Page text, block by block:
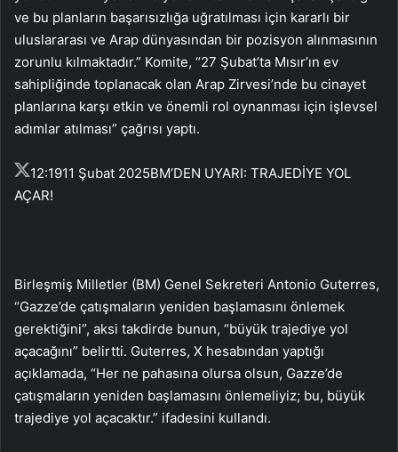
ve bu planların başarısızlığa uğratılması için kararlı bir
uluslararası ve Arap dünyasından bir pozisyon alınmasının
zorunlu kılmaktadır.” Komite, “27 Şubat’ta Mısır’ın ev
sahipliğinde toplanacak olan Arap Zirvesi’nde bu cinayet
planlarına karşı etkin ve önemli rol oynanması için işlevsel
adımlar atılması” çağrısı yaptı.
12:1911 Şubat 2025BM’DEN UYARI: TRAJEDİYE YOL
AÇAR!
Birleşmiş Milletler (BM) Genel Sekreteri Antonio Guterres,
“Gazze’de çatışmaların yeniden başlamasını önlemek
gerektiğini”, aksi takdirde bunun, “büyük trajediye yol
açacağını” belirtti. Guterres, X hesabından yaptığı
açıklamada, “Her ne pahasına olursa olsun, Gazze’de
çatışmaların yeniden başlamasını önlemeliyiz; bu, büyük
trajediye yol açacaktır.” ifadesini kullandı.